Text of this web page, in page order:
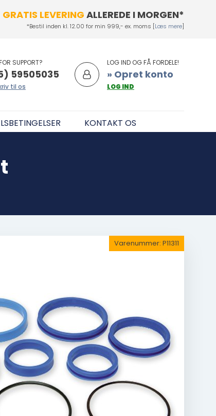
GRATIS LEVERING ALLEREDE I MORGEN*
*Bestil inden kl. 12.00 for min 999,- ex. moms [Læs mere]
SUPPORT?
59505035
til os
LOG IND OG FÅ FORDELE!
» Opret konto
LOG IND
KONTAKT OS
Varenummer: P11311